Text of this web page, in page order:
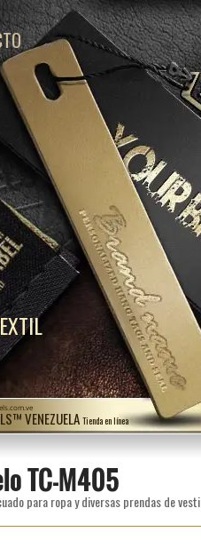
VENEZUELA Tienda en línea
TC-M405
para ropa y diversas prendas de